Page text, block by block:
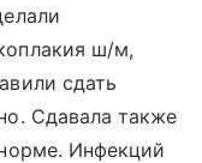
ш/м,
сдать
Сдавала также
Инфекций